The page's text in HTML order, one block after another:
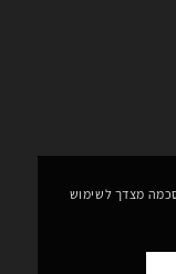
מצדך לשימוש